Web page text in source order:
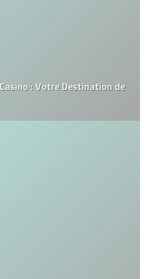
: Votre Destination de